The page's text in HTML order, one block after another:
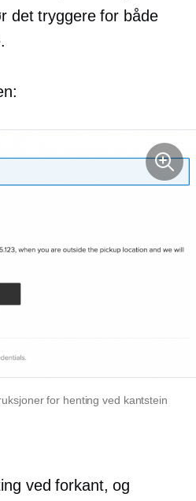
det tryggere for både
for henting ved kantstein
ved forkant, og